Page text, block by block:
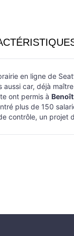
en ligne de
aussi car, déjà
ont permis à
plus de 150
contrôle, un